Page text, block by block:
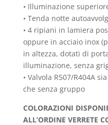
• Illuminazione
• Tenda notte
• 4 ripiani in lamiera
oppure in acciaio inox
in altezza, dotati di
illuminazione, senza
• Valvola R507/R404A
che senza gruppo
COLORAZIONI
ALL’ORDINE VERRETE